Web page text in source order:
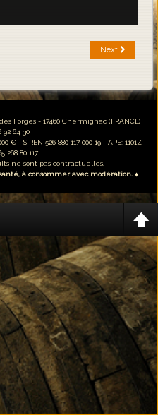
Next
Forges - 17460 Chermignac (FRANCE)
92 64 30
€ - SIREN 526 880 117 000 19 - APE: 1101Z
268 80 117
ne sont pas contractuelles.
à consommer avec modération. ♦